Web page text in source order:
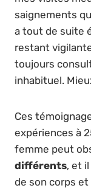
saignements
a tout de suite
restant
toujours
inhabituel.
Ces
expériences à
femme peut
différents, et
de son corps